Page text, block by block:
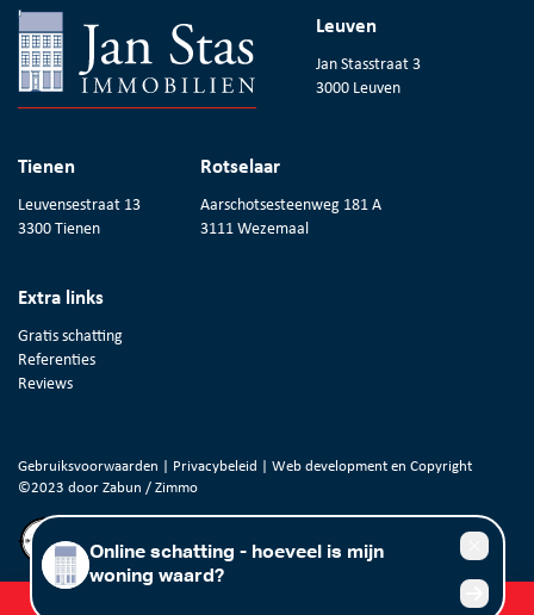
Leuven
Jan Stasstraat 3
3000 Leuven
Tienen
Leuvensestraat 13
3300 Tienen
Rotselaar
Aarschotsesteenweg 181 A
3111 Wezemaal
Extra links
Gratis schatting
Referenties
Reviews
Gebruiksvoorwaarden | Privacybeleid | Web development en Copyright
©2023 doorZabun /Zimmo